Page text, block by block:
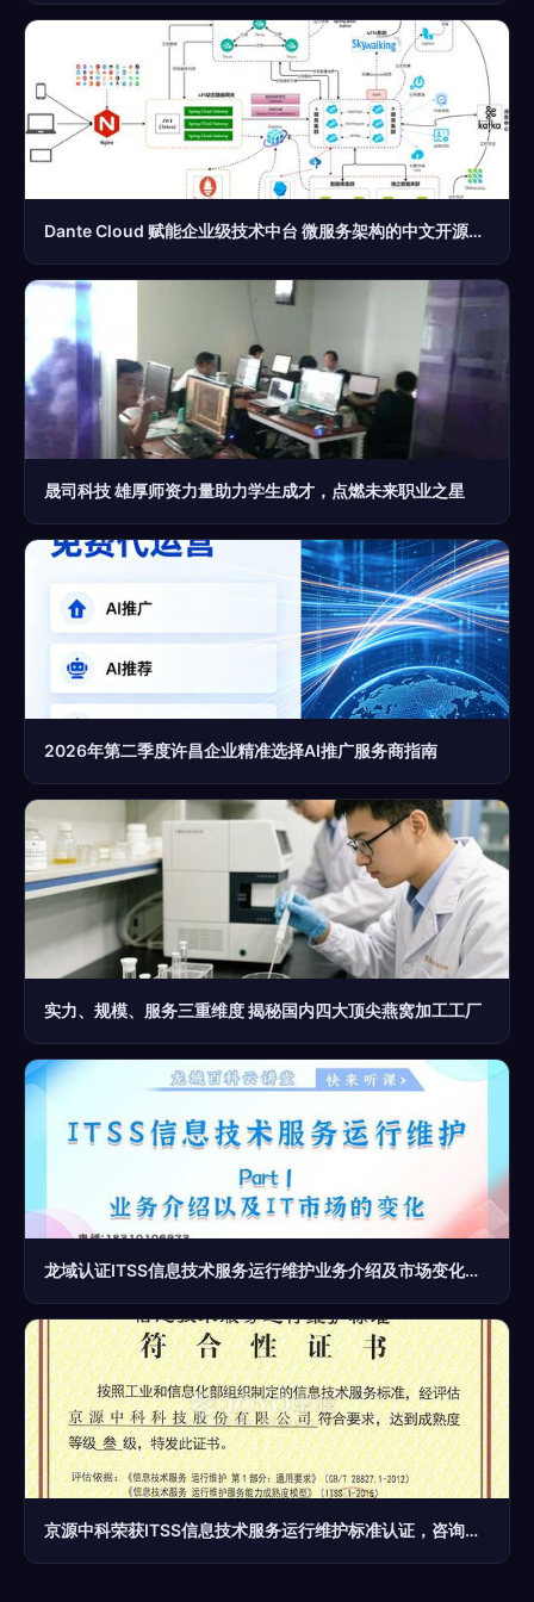
Dante Cloud 赋能企业级技术中台 微服务架构的中文开源新生态
晟司科技 雄厚师资力量助力学生成才，点燃未来职业之星
2026年第二季度许昌企业精准选择AI推广服务商指南
实力、规模、服务三重维度 揭秘国内四大顶尖燕窝加工工厂
龙域认证ITSS信息技术服务运行维护业务介绍及市场变化下的IT咨询服务趋势
京源中科荣获ITSS信息技术服务运行维护标准认证，咨询服务实力再升级